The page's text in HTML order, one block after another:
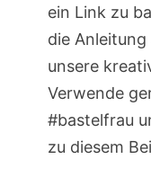
ein Link zu
die
unsere
Verwende
#bastelfrau
zu diesem